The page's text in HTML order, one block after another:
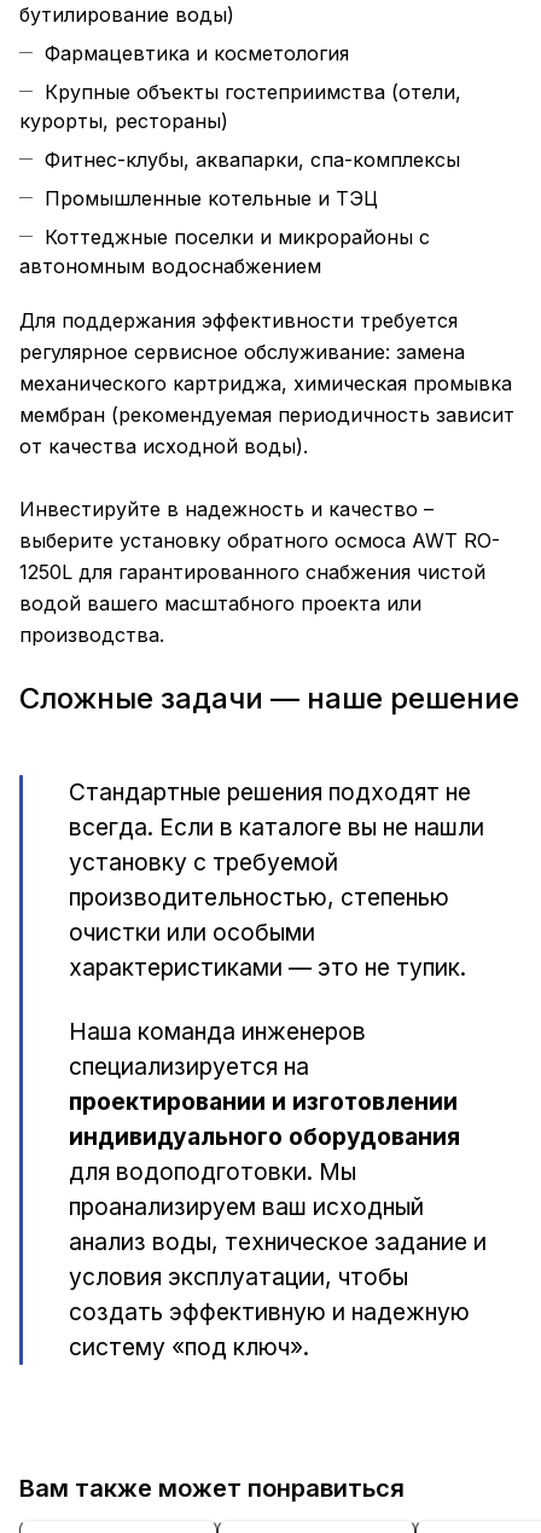
бутилирование воды)
Фармацевтика и косметология
Крупные объекты гостеприимства (отели,
курорты, рестораны)
Фитнес-клубы, аквапарки, спа-комплексы
Промышленные котельные и ТЭЦ
Коттеджные поселки и микрорайоны с
автономным водоснабжением
Для поддержания эффективности требуется
регулярное сервисное обслуживание: замена
механического картриджа, химическая промывка
мембран (рекомендуемая периодичность зависит
от качества исходной воды).
Инвестируйте в надежность и качество –
выберите установку обратного осмоса AWT RO-
1250L для гарантированного снабжения чистой
водой вашего масштабного проекта или
производства.
Сложные задачи — наше решение
Стандартные решения подходят не
всегда. Если в каталоге вы не нашли
установку с требуемой
производительностью, степенью
очистки или особыми
характеристиками — это не тупик.
Наша команда инженеров
специализируется на
проектировании и изготовлении
индивидуального оборудования
для водоподготовки. Мы
проанализируем ваш исходный
анализ воды, техническое задание и
условия эксплуатации, чтобы
создать эффективную и надежную
систему «под ключ».
Вам также может понравиться